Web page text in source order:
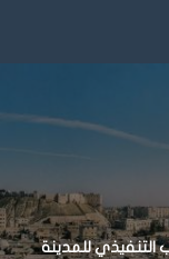
التنفيذي للمدينة